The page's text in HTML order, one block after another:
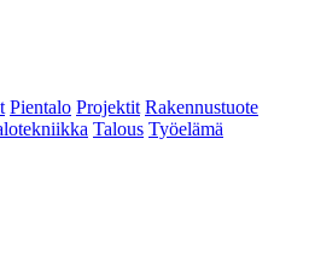
Pientalo Projektit Rakennustuote
Talous Työelämä